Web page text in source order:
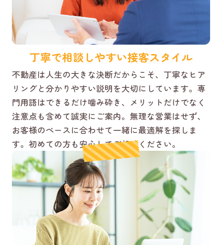
丁寧で相談しやすい接客スタイル
不動産は人生の大きな決断だからこそ、丁寧なヒア
リングと分かりやすい説明を大切にしています。専
門用語はできるだけ噛み砕き、メリットだけでなく
注意点も含めて誠実にご案内。無理な営業はせず、
お客様のペースに合わせて一緒に最適解を探しま
す。初めての方も安心してご相談ください。